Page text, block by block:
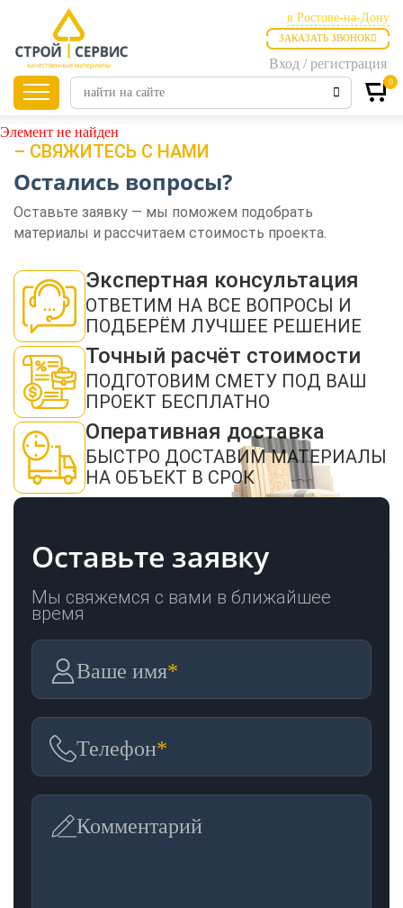
в Ростове-на-Дону
в Ростове-на-Дону
в Таганроге
ЗАКАЗАТЬ ЗВОНОК
Вход / регистрация
Листовые
Материалы для
отделки
Пиломатериалы
Декор
Изоляция
Инструменты
Продукция из
дерева
Строительство
0
Главная Продукция
Элемент не найден
– СВЯЖИТЕСЬ С НАМИ
Остались вопросы?
Оставьте заявку — мы поможем подобрать
материалы и рассчитаем стоимость проекта.
Экспертная консультация
ОТВЕТИМ НА ВСЕ ВОПРОСЫ И
ПОДБЕРЁМ ЛУЧШЕЕ РЕШЕНИЕ
Точный расчёт стоимости
ПОДГОТОВИМ СМЕТУ ПОД ВАШ
ПРОЕКТ БЕСПЛАТНО
Оперативная доставка
БЫСТРО ДОСТАВИМ МАТЕРИАЛЫ
НА ОБЪЕКТ В СРОК
Оставьте заявку
Мы свяжемся с вами в ближайшее
время
Ваше имя*
Телефон*
Комментарий